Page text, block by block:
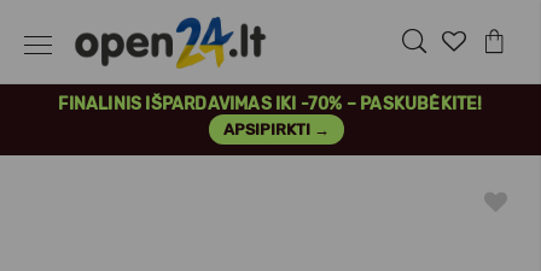
FINALINIS IŠPARDAVIMAS IKI -70% – PASKUBĖKITE!
APSIPIRKTI →